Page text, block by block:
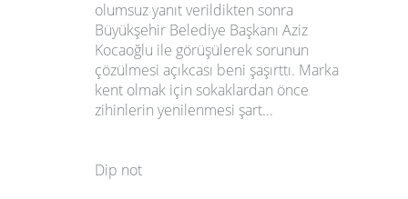
olumsuz yanıt verildikten sonra
Büyükşehir Belediye Başkanı Aziz
Kocaoğlu ile görüşülerek sorunun
çözülmesi açıkcası beni şaşırttı. Marka
kent olmak için sokaklardan önce
zihinlerin yenilenmesi şart...
Dip not